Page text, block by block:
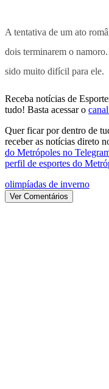
A tentativa de um ato
dois terminarem o
sido muito difícil para ele.
Receba notícias de
tudo! Basta acessar o
Quer ficar por dentro de
receber as notícias direto
do Metrópoles no
perfil de esportes do
olimpíadas de inverno
Ver Comentários